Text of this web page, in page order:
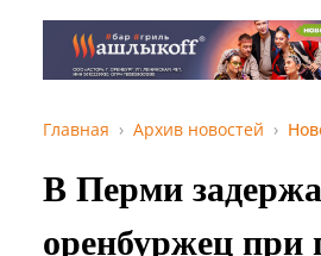
Главная Архив новостей
В Перми
оренбуржец при